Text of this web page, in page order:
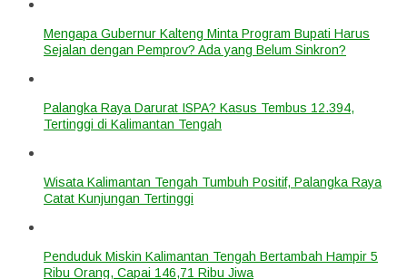
Mengapa Gubernur Kalteng Minta Program Bupati Harus
Sejalan dengan Pemprov? Ada yang Belum Sinkron?
Palangka Raya Darurat ISPA? Kasus Tembus 12.394,
Tertinggi di Kalimantan Tengah
Wisata Kalimantan Tengah Tumbuh Positif, Palangka Raya
Catat Kunjungan Tertinggi
Penduduk Miskin Kalimantan Tengah Bertambah Hampir 5
Ribu Orang, Capai 146,71 Ribu Jiwa